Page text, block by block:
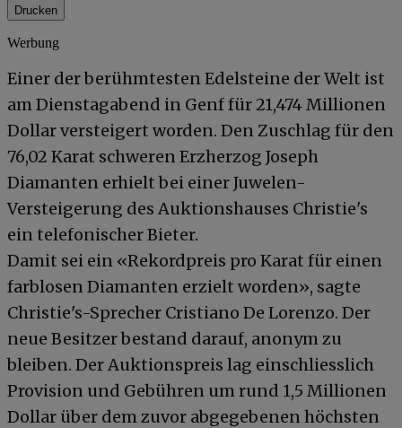
Drucken
Werbung
Einer der berühmtesten Edelsteine der Welt ist
am Dienstagabend in Genf für 21,474 Millionen
Dollar versteigert worden. Den Zuschlag für den
76,02 Karat schweren Erzherzog Joseph
Diamanten erhielt bei einer Juwelen-
Versteigerung des Auktionshauses Christie's
ein telefonischer Bieter.
Damit sei ein «Rekordpreis pro Karat für einen
farblosen Diamanten erzielt worden», sagte
Christie's-Sprecher Cristiano De Lorenzo. Der
neue Besitzer bestand darauf, anonym zu
bleiben. Der Auktionspreis lag einschliesslich
Provision und Gebühren um rund 1,5 Millionen
Dollar über dem zuvor abgegebenen höchsten